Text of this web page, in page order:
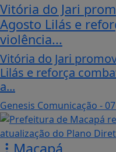
Vitória do Jari
Agosto Lilás e
violência...
Vitória do Jari
Lilás e reforça
a...
Genesis Comunicação -